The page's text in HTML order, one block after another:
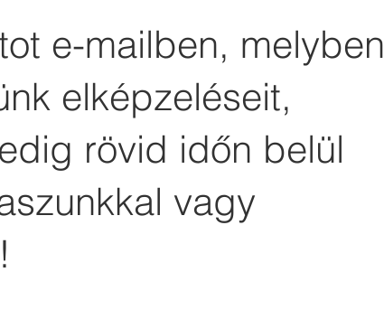
e-mailben, melyben
elképzeléseit,
rövid időn belül
vagy